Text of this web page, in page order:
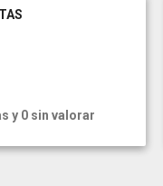
y 0 sin valorar